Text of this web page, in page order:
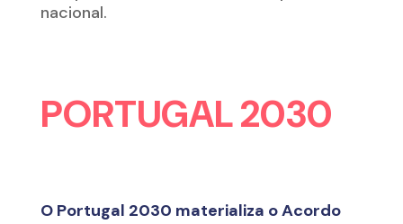
nacional.
PORTUGAL 2030
O Portugal 2030 materializa o Acordo